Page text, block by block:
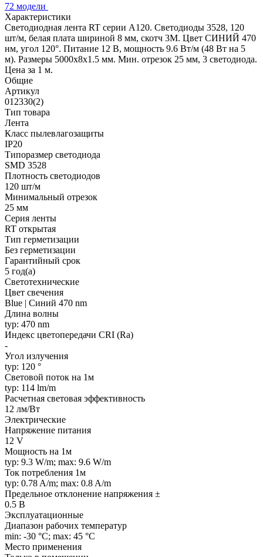
72 модели
Характеристики
Светодиодная лента RT серии A120. Светодиоды 3528, 120
шт/м, белая плата шириной 8 мм, скотч 3M. Цвет СИНИЙ 470
нм, угол 120°. Питание 12 В, мощность 9.6 Вт/м (48 Вт на 5
м). Размеры 5000x8x1.5 мм. Мин. отрезок 25 мм, 3 светодиода.
Цена за 1 м.
Общие
Артикул
012330(2)
Тип товара
Лента
Класс пылевлагозащиты
IP20
Типоразмер светодиода
SMD 3528
Плотность светодиодов
120 шт/м
Минимальный отрезок
25 мм
Серия ленты
RT открытая
Тип герметизации
Без герметизации
Гарантийный срок
5 год(а)
Светотехнические
Цвет свечения
Blue | Синий 470 nm
Длина волны
typ: 470 nm
Индекс цветопередачи CRI (Ra)
-
Угол излучения
typ: 120 °
Световой поток на 1м
typ: 114 lm/m
Расчетная световая эффективность
12 лм/Вт
Электрические
Напряжение питания
12 V
Мощность на 1м
typ: 9.3 W/m; max: 9.6 W/m
Ток потребления 1м
typ: 0.78 A/m; max: 0.8 A/m
Предельное отклонение напряжения ±
0.5 В
Эксплуатационные
Диапазон рабочих температур
min: -30 °C; max: 45 °C
Место применения